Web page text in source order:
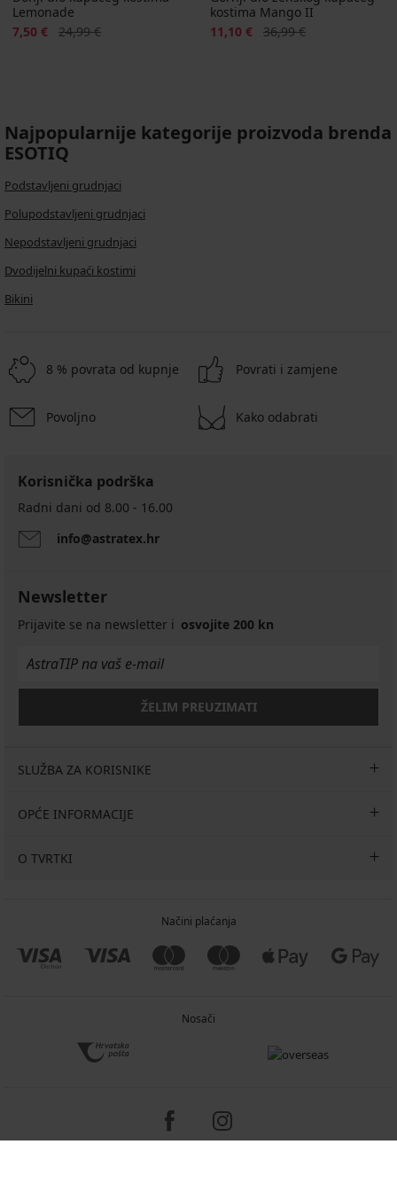
Lemonade
Popust
7,50 € Prvobitna cijena
24,99 €
kostima Mango II
Popust
11,10 € Prvobitna cijena
36,99 €
Najpopularnije kategorije proizvoda brenda
ESOTIQ
Podstavljeni grudnjaci
Polupodstavljeni grudnjaci
Nepodstavljeni grudnjaci
Dvodijelni kupaći kostimi
Bikini
8 % povrata od kupnje Povrati i zamjene
Povoljno Kako odabrati
Korisnička podrška
Radni dani od 8.00 - 16.00
info@astratex.hr
Newsletter
Prijavite se na newsletter i osvojite 200 kn
ŽELIM PREUZIMATI
SLUŽBA ZA KORISNIKE
OPĆE INFORMACIJE
O TVRTKI
Načini plaćanja
Nosači